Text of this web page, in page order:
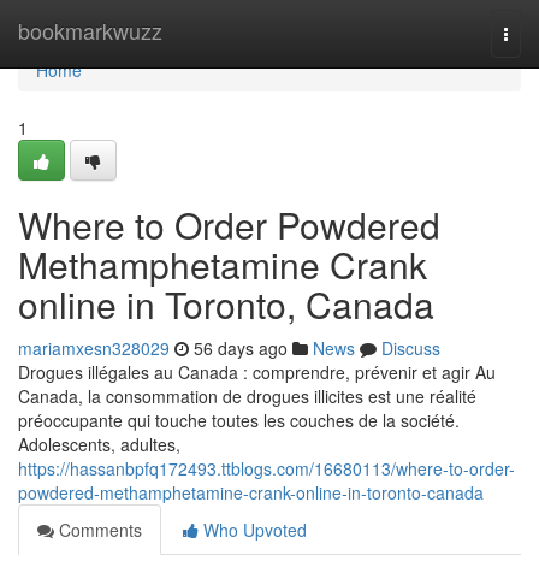
bookmarkwuzz
Home
Home
1
Where to Order Powdered
Methamphetamine Crank
online in Toronto, Canada
mariamxesn328029 56 days ago News
Discuss
Drogues illégales au Canada : comprendre, prévenir et agir Au
Canada, la consommation de drogues illicites est une réalité
préoccupante qui touche toutes les couches de la société.
Adolescents, adultes,
https://hassanbpfq172493.ttblogs.com/16680113/where-to-order-
powdered-methamphetamine-crank-online-in-toronto-canada
Comments
Who Upvoted